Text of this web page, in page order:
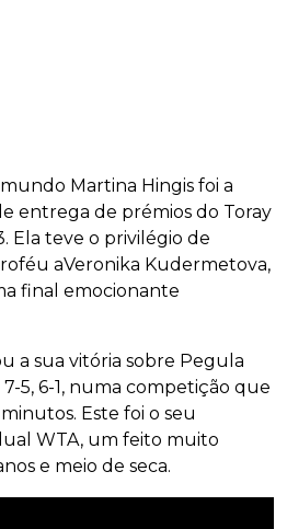
Martina Hingis foi a
entrega de prémios do Toray
Ela teve o privilégio de
aVeronika Kudermetova,
final emocionante
a sua vitória sobre Pegula
5, 6-1, numa competição que
Este foi o seu
WTA, um feito muito
e meio de seca.